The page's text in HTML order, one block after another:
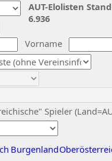
Vorname
Spieler
Burgenland
AUT-Elolisten
6.936